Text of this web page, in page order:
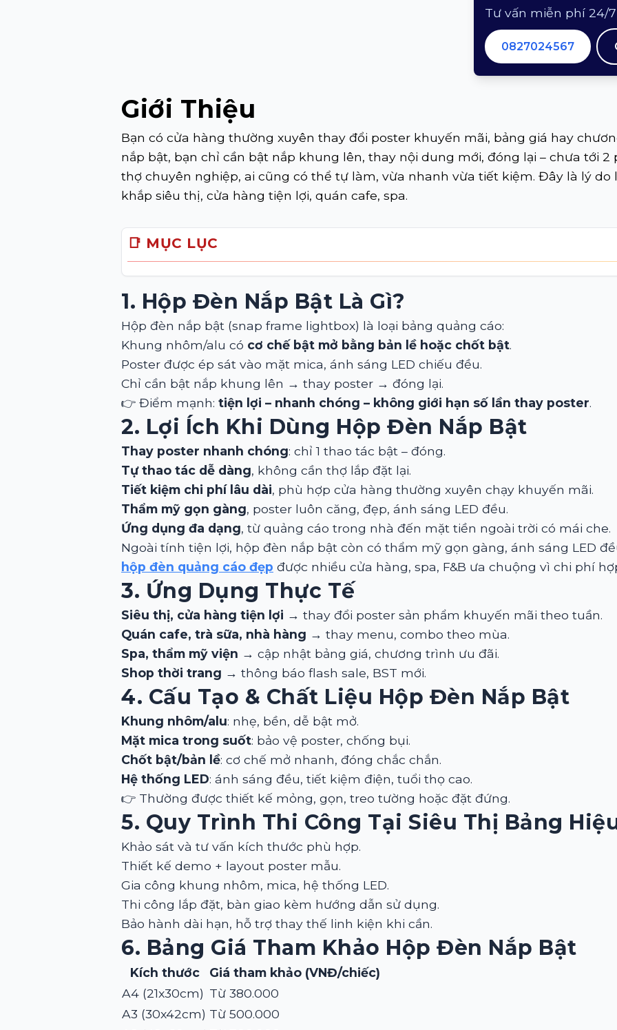
Tư vấn miễn phí 24/7
0827024567
Giới Thiệu
Bạn có cửa hàng thường xuyên thay đổi poster khuyến mãi, bảng giá hay
nắp bật, bạn chỉ cần bật nắp khung lên, thay nội dung mới, đóng lại – chưa tới
thợ chuyên nghiệp, ai cũng có thể tự làm, vừa nhanh vừa tiết kiệm. Đây là lý do
khắp siêu thị, cửa hàng tiện lợi, quán cafe, spa.
📑 MỤC LỤC
1. Hộp Đèn Nắp Bật Là Gì?
Hộp đèn nắp bật (snap frame lightbox) là loại bảng quảng cáo:
Khung nhôm/alu có cơ chế bật mở bằng bản lề hoặc chốt bật.
Poster được ép sát vào mặt mica, ánh sáng LED chiếu đều.
Chỉ cần bật nắp khung lên → thay poster → đóng lại.
👉 Điểm mạnh: tiện lợi – nhanh chóng – không giới hạn số lần thay poster.
2. Lợi Ích Khi Dùng Hộp Đèn Nắp Bật
Thay poster nhanh chóng: chỉ 1 thao tác bật – đóng.
Tự thao tác dễ dàng, không cần thợ lắp đặt lại.
Tiết kiệm chi phí lâu dài, phù hợp cửa hàng thường xuyên chạy khuyến mãi.
Thẩm mỹ gọn gàng, poster luôn căng, đẹp, ánh sáng LED đều.
Ứng dụng đa dạng, từ quảng cáo trong nhà đến mặt tiền ngoài trời có mái che.
Ngoài tính tiện lợi, hộp đèn nắp bật còn có thẩm mỹ gọn gàng, ánh sáng LED
hộp đèn quảng cáo đẹp được nhiều cửa hàng, spa, F&B ưa chuộng vì chi phí
3. Ứng Dụng Thực Tế
Siêu thị, cửa hàng tiện lợi → thay đổi poster sản phẩm khuyến mãi theo tuần.
Quán cafe, trà sữa, nhà hàng → thay menu, combo theo mùa.
Spa, thẩm mỹ viện → cập nhật bảng giá, chương trình ưu đãi.
Shop thời trang → thông báo flash sale, BST mới.
4. Cấu Tạo & Chất Liệu Hộp Đèn Nắp Bật
Khung nhôm/alu: nhẹ, bền, dễ bật mở.
Mặt mica trong suốt: bảo vệ poster, chống bụi.
Chốt bật/bản lề: cơ chế mở nhanh, đóng chắc chắn.
Hệ thống LED: ánh sáng đều, tiết kiệm điện, tuổi thọ cao.
👉 Thường được thiết kế mỏng, gọn, treo tường hoặc đặt đứng.
5. Quy Trình Thi Công Tại Siêu Thị Bảng
Khảo sát và tư vấn kích thước phù hợp.
Thiết kế demo + layout poster mẫu.
Gia công khung nhôm, mica, hệ thống LED.
Thi công lắp đặt, bàn giao kèm hướng dẫn sử dụng.
Bảo hành dài hạn, hỗ trợ thay thế linh kiện khi cần.
6. Bảng Giá Tham Khảo Hộp Đèn Nắp Bật
Kích thước
Giá tham khảo (VNĐ/chiếc)
A4 (21x30cm) Từ 380.000
A3 (30x42cm) Từ 500.000